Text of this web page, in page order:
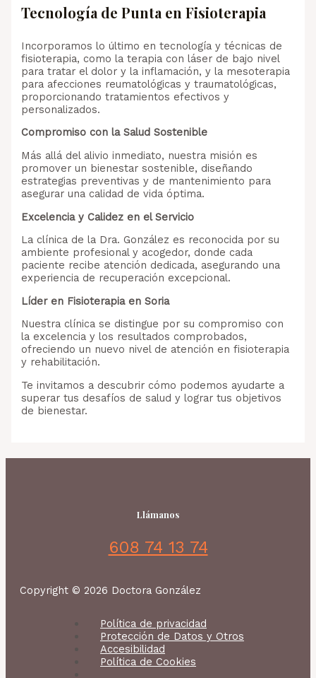
Tecnología de Punta en Fisioterapia
Incorporamos lo último en tecnología y técnicas de
fisioterapia, como la terapia con láser de bajo nivel
para tratar el dolor y la inflamación, y la mesoterapia
para afecciones reumatológicas y traumatológicas,
proporcionando tratamientos efectivos y
personalizados.
Compromiso con la Salud Sostenible
Más allá del alivio inmediato, nuestra misión es
promover un bienestar sostenible, diseñando
estrategias preventivas y de mantenimiento para
asegurar una calidad de vida óptima.
Excelencia y Calidez en el Servicio
La clínica de la Dra. González es reconocida por su
ambiente profesional y acogedor, donde cada
paciente recibe atención dedicada, asegurando una
experiencia de recuperación excepcional.
Líder en Fisioterapia en Soria
Nuestra clínica se distingue por su compromiso con
la excelencia y los resultados comprobados,
ofreciendo un nuevo nivel de atención en fisioterapia
y rehabilitación.
Te invitamos a descubrir cómo podemos ayudarte a
superar tus desafíos de salud y lograr tus objetivos
de bienestar.
Llámanos
608 74 13 74
Copyright © 2026 Doctora González
Política de privacidad
Protección de Datos y Otros
Accesibilidad
Política de Cookies